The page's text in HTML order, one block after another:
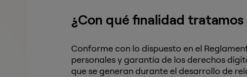
¿Con qué finalidad tratamos
Conforme con lo dispuesto en el
personales y garantía de los derechos
que se generan durante el desarrollo de